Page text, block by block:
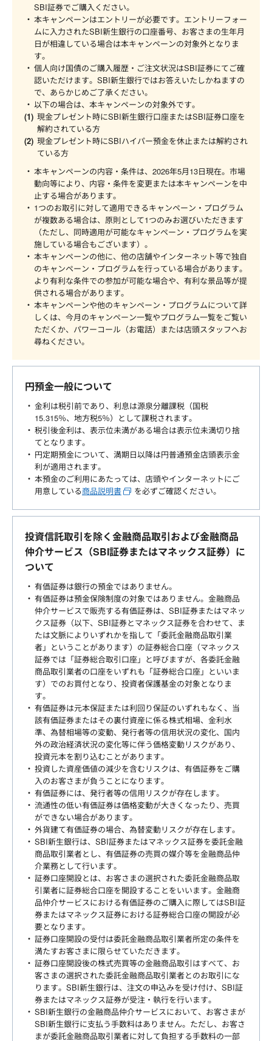
SBI証券でご購入ください。
本キャンペーンはエントリーが必要です。エントリーフォー
ムに入力されたSBI新生銀行の口座番号、お客さまの生年月
日が相違している場合は本キャンペーンの対象外となりま
す。
個人向け国債のご購入履歴・ご注文状況はSBI証券にてご確
認いただけます。SBI新生銀行ではお答えいたしかねますの
で、あらかじめご了承ください。
以下の場合は、本キャンペーンの対象外です。
現金プレゼント時にSBI新生銀行口座またはSBI証券口座を
解約されている方
現金プレゼント時にSBIハイパー預金を休止または解約され
ている方
本キャンペーンの内容・条件は、2026年5月13日現在。市場
動向等により、内容・条件を変更または本キャンペーンを中
止する場合があります。
1つのお取引に対して適用できるキャンペーン・プログラム
が複数ある場合は、原則として1つのみお選びいただきます
（ただし、同時適用が可能なキャンペーン・プログラムを実
施している場合もございます）。
本キャンペーンの他に、他の店舗やインターネット等で独自
のキャンペーン・プログラムを行っている場合があります。
より有利な条件での参加が可能な場合や、有利な景品等が提
供される場合があります。
本キャンペーンや他のキャンペーン・プログラムについて詳
しくは、今月のキャンペーン一覧やプログラム一覧をご覧い
ただくか、パワーコール（お電話）または店頭スタッフへお
尋ねください。
円預金一般について
金利は税引前であり、利息は源泉分離課税（国税
15.315％、地方税5％）として課税されます。
税引後金利は、表示位未満がある場合は表示位未満切り捨
てとなります。
円定期預金について、満期日以降は円普通預金店頭表示金
利が適用されます。
本預金のご利用にあたっては、店頭やインターネットにご
用意している商品説明書 を必ずご確認ください。
投資信託取引を除く金融商品取引および金融商品
仲介サービス（SBI証券またはマネックス証券）に
ついて
有価証券は銀行の預金ではありません。
有価証券は預金保険制度の対象ではありません。金融商品
仲介サービスで販売する有価証券は、SBI証券またはマネッ
クス証券（以下、SBI証券とマネックス証券を合わせて、ま
たは文脈によりいずれかを指して「委託金融商品取引業
者」ということがあります）の証券総合口座（マネックス
証券では「証券総合取引口座」と呼びますが、各委託金融
商品取引業者の口座をいずれも「証券総合口座」といいま
す）でのお買付となり、投資者保護基金の対象となりま
す。
有価証券は元本保証または利回り保証のいずれもなく、当
該有価証券またはその裏付資産に係る株式相場、金利水
準、為替相場等の変動、発行者等の信用状況の変化、国内
外の政治経済状況の変化等に伴う価格変動リスクがあり、
投資元本を割り込むことがあります。
投資した資産価値の減少を含むリスクは、有価証券をご購
入のお客さまが負うことになります。
有価証券には、発行者等の信用リスクが存在します。
流通性の低い有価証券は価格変動が大きくなったり、売買
ができない場合があります。
外貨建て有価証券の場合、為替変動リスクが存在します。
SBI新生銀行は、SBI証券またはマネックス証券を委託金融
商品取引業者とし、有価証券の売買の媒介等を金融商品仲
介業務として行います。
証券口座開設とは、お客さまの選択された委託金融商品取
引業者に証券総合口座を開設することをいいます。金融商
品仲介サービスにおける有価証券のご購入に際してはSBI証
券またはマネックス証券における証券総合口座の開設が必
要となります。
証券口座開設の受付は委託金融商品取引業者所定の条件を
満たすお客さまに限らせていただきます。
証券口座開設後の株式売買等の金融商品取引はすべて、お
客さまの選択された委託金融商品取引業者とのお取引にな
ります。SBI新生銀行は、注文の申込みを受け付け、SBI証
券またはマネックス証券が受注・執行を行います。
SBI新生銀行の金融商品仲介サービスにおいて、お客さまが
SBI新生銀行に支払う手数料はありません。ただし、お客さ
まが委託金融商品取引業者に対して負担する手数料の一部